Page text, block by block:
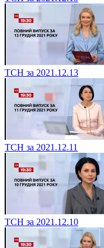
ТСН за 2021.12.13
ТСН за 2021.12.11
ТСН за 2021.12.10